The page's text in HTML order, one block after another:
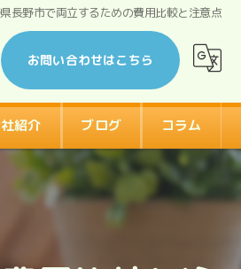
長野市で両立するための費用比較と注意点
お問い合わせはこちら
紹介 ブログ コラム